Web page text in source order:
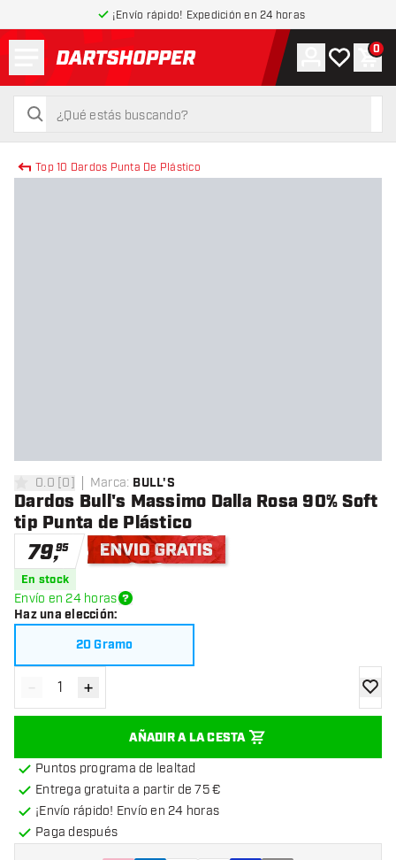
¡Envío rápido! Expedición en 24 horas
volver a la página de inicio
buscar
buscar
Cuenta
Mi lista de
0
Top 10 Dardos Punta De Plástico
0 estrellas de puntuación
0.0 [0] Marca: BULL'S
Dardos Bull's Massimo Dalla Rosa 90% Soft
tip Punta de Plástico
79,95
En stock
Envío en 24 horas
Haz una elección:
20 Gramo
Disminuir cantidad
- Aumentar cantidad
+
AÑADIR A LA CESTA
Puntos programa de lealtad
Entrega gratuita a partir de 75 €
¡Envío rápido! Envío en 24 horas
Paga después